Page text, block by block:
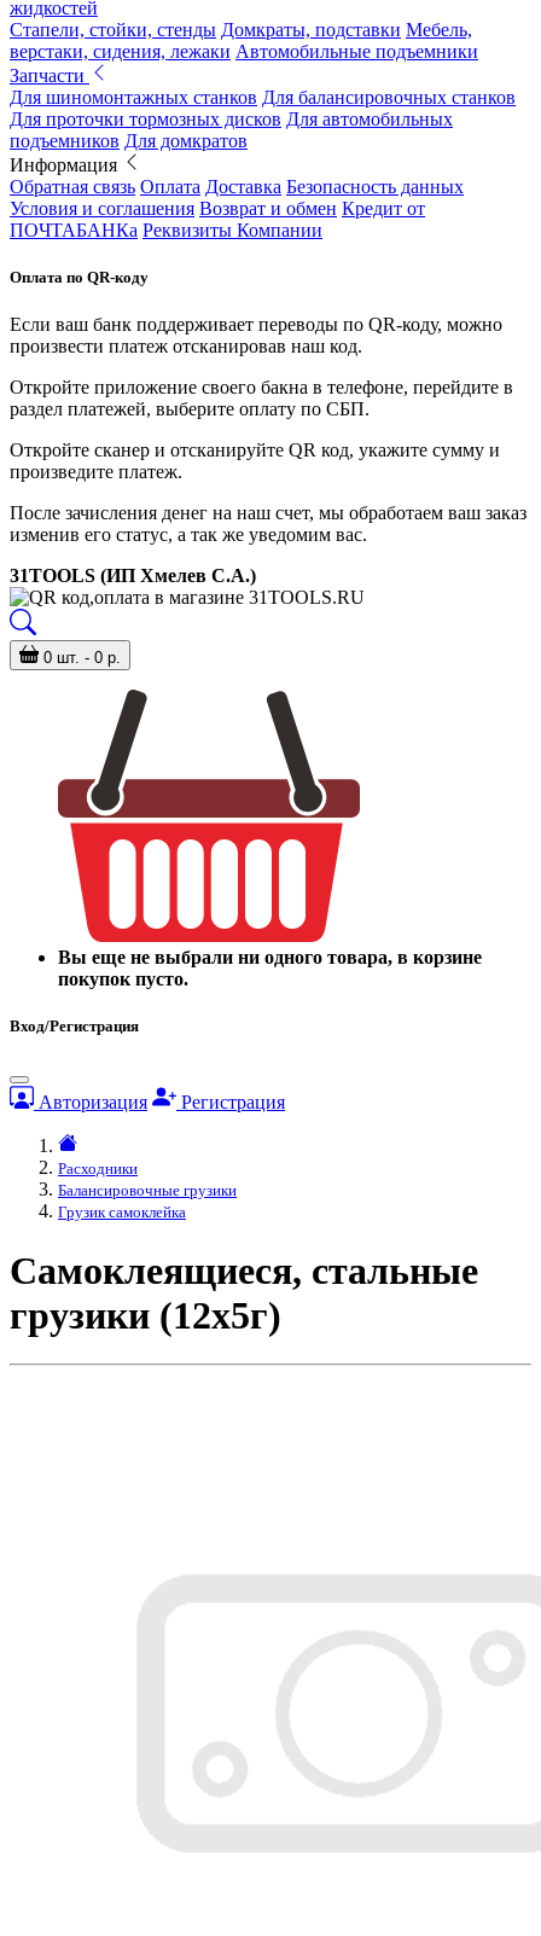
жидкостей
Стапели, стойки, стенды Домкраты, подставки Мебель,
верстаки, сидения, лежаки Автомобильные подъемники
Запчасти
Для шиномонтажных станков Для балансировочных станков
Для проточки тормозных дисков Для автомобильных
подъемников Для домкратов
Информация
Обратная связь Оплата Доставка Безопасность данных
Условия и соглашения Возврат и обмен Кредит от
ПОЧТАБАНКа Реквизиты Компании
Оплата по QR-коду
Если ваш банк поддерживает переводы по QR-коду, можно
произвести платеж отсканировав наш код.
Откройте приложение своего бакна в телефоне, перейдите в
раздел платежей, выберите оплату по СБП.
Откройте сканер и отсканируйте QR код, укажите сумму и
произведите платеж.
После зачисления денег на наш счет, мы обработаем ваш заказ
изменив его статус, а так же уведомим вас.
31TOOLS (ИП Хмелев С.А.)
0 шт. - 0 р.
Вы еще не выбрали ни одного товара, в корзине
покупок пусто.
Вход/Регистрация
Авторизация Регистрация
Расходники
Балансировочные грузики
Грузик самоклейка
Самоклеящиеся, стальные
грузики (12х5г)